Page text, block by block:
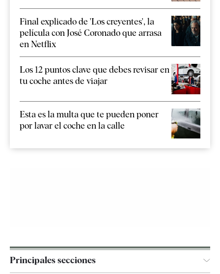
Final explicado de 'Los creyentes', la
película con José Coronado que arrasa
en Netflix
Los 12 puntos clave que debes revisar en
tu coche antes de viajar
Esta es la multa que te pueden poner
por lavar el coche en la calle
Principales secciones